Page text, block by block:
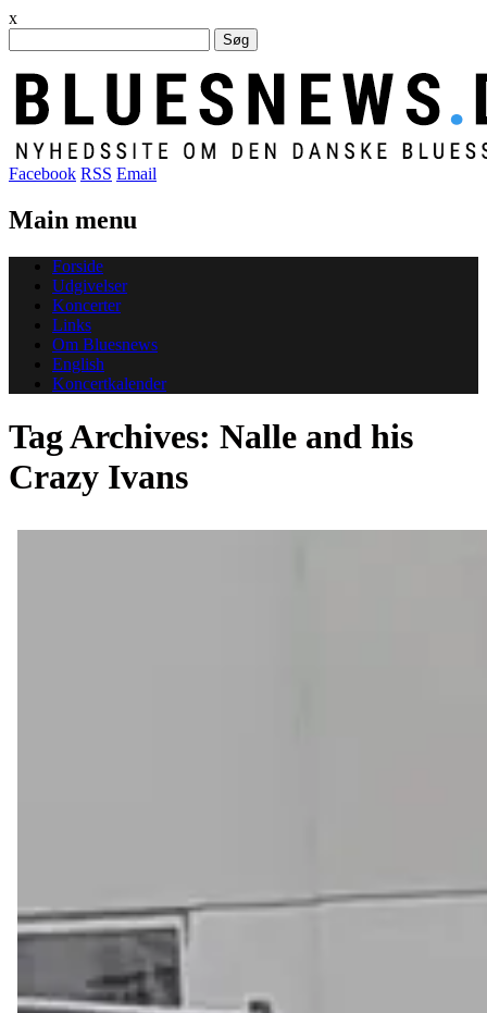
x
efter:
Facebook RSS Email
Main menu
Skip
content
Forside
Udgivelser
Koncerter
Links
Om Bluesnews
English
Koncertkalender
Tag Archives: Nalle and his
Crazy Ivans